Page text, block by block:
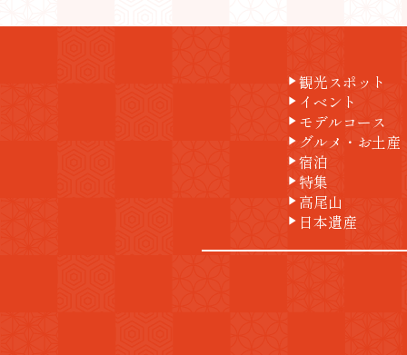
play_arrow観光スポット
play_arrow イベント
play_arrow モデルコース
play_arrow グルメ・お土産
play_arrow宿泊
play_arrow 特集
play_arrow 高尾山
play_arrow 日本遺産